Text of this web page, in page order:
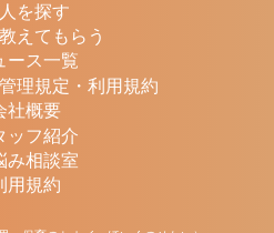
を探す
えてもらう
ース一覧
理規定・利用規約
社概要
ッフ紹介
み相談室
用規約